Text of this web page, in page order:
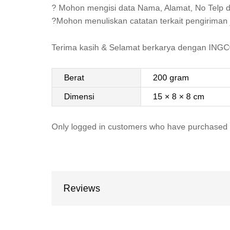
? Mohon mengisi data Nama, Alamat, No
?Mohon menuliskan catatan terkait
Terima kasih & Selamat berkarya dengan
Berat
200 gram
Dimensi
15 × 8 × 8 cm
Only logged in customers who have
Reviews